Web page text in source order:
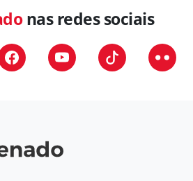
nas redes sociais